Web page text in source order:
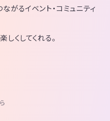
がるイベント・コミュニティ
くしてくれる。